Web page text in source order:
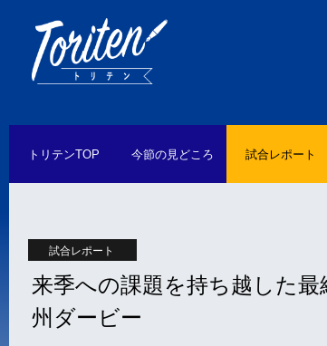
トリテンTOP 今節の見どころ 試合レポート
試合レポート
来季への課題を持ち越した
州ダービー